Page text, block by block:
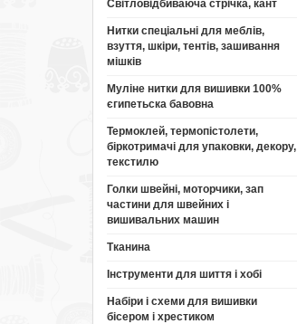
Світловідбиваюча стрічка, кант
Нитки спеціальні для меблів,
взуття, шкіри, тентів, зашивання
мішків
Муліне нитки для вишивки 100%
єгипетьска бавовна
Термоклей, термопістолети,
біркотримачі для упаковки, декору,
текстилю
Голки швейні, моторчики, зап
частини для швейних і
вишивальних машин
Тканина
Інструменти для шиття і хобі
Набіри і схеми для вишивки
бісером і хрестиком